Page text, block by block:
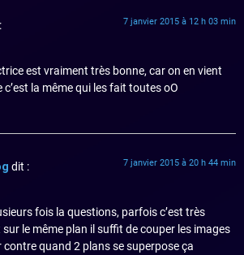
7 janvier 2015 à 12 h 03 min
est vraiment très bonne, car on en vient
c’est la même qui les fait toutes oO
dit : 7 janvier 2015 à 20 h 44 min
fois la questions, parfois c’est très
sur le même plan il suffit de couper les images
quand 2 plans se superpose ça